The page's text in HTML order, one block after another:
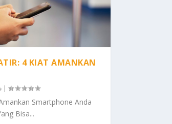
4 KIAT AMANKAN
|
Smartphone Anda
Bisa...